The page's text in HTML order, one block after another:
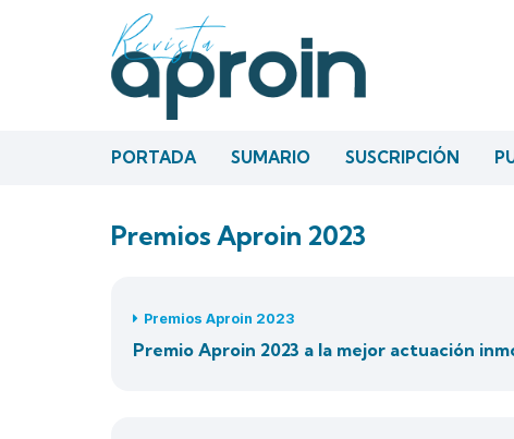
PORTADA SUMARIO SUSCRIPCIÓN
Premios Aproin 2023
Premios Aproin 2023
Premio Aproin 2023 a la mejor actuación